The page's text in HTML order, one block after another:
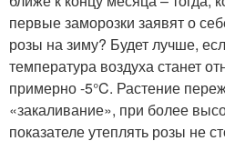
первые заморозки заявят о
розы на зиму? Будет лучше,
температура воздуха станет
примерно -5°C. Растение
«закаливание», при более
показателе утеплять розы не